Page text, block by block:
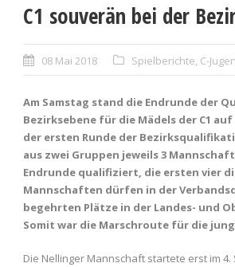
C1 souverän bei der
08 Mai 2018 Spielberichte, C-
Am Samstag stand die Endrunde der
Bezirksebene für die Mädels der C1
der ersten Runde der
aus zwei Gruppen jeweils 3
Endrunde qualifiziert, die ersten vier
Mannschaften dürfen in der
begehrten Plätze in der Landes- und
Somit war die Marschroute für die
Die Nellinger Mannschaft startete erst im 4.